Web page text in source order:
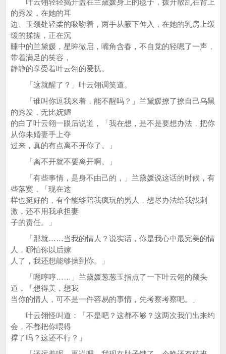
叶云翎轻轻揭开盖在兰黛媛身上的毯子，拨开散乱在背上
的秀发，在她的耳
边、玉颈处轻柔的吸吻着，两手从腋下伸入，在她的乳房上缓
缓的揉搓，正在沉
睡中的兰黛媛，星眸微启，嘴角含春，不自觉的轻嗯了一声，
带着满足的笑容，
静静的享受着叶云翎的爱抚。
「这就醒了？」叶云翎调笑道。
「谁叫你逗我来着，能不醒吗？」兰黛媛撩了撩自己乌黑
的秀发，无比妩媚
的白了叶云翎一眼后说道，「我在想，是不是要想办法，把你
从你未婚妻手上夺
过来，真的有点离不开你了。」
「离不开就不要离开啊。」
「有些事情，是身不由己的，」兰黛媛说这话的时候，有
些落寞，「现在这
样也挺好的，有个能够陪我疯玩的男人，想尽办法给我找刺
激，还不用我承担妻
子的责任。」
「那就……当我的情人？说实话，你是我心中最完美的情
人，哪怕你以后嫁
人了，我还想能够操到你。」
「嗯哼哼……」兰黛媛葱葱玉指点了一下叶云翎的额头
道，「想得美，想我
当你的情人，可不是一件容易的事情，先考察考察吧。」
叶云翎怪叫道：「不是吧？这都不够？这两次我们出来约
会，不都把你喂得
撑了吗？这还不行？」